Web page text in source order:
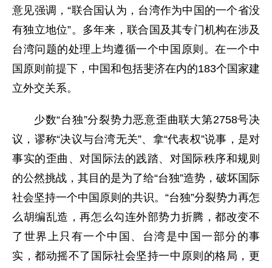
意见强调，“联合国认为，台湾作为中国的一个省没
有独立地位”。多年来，联合国及其专门机构在涉及
台湾问题的处理上均遵循一个中国原则。在一个中
国原则前提下，中国和包括斐济在内的183个国家建
立外交关系。
少数“台独”分裂势力恶意歪曲联大第2758号决
议，谬称“决议与台湾无关”、拿“代表权”说事，是对
事实的歪曲、对国际法的践踏、对国际秩序和规则
的公然挑战，其目的是为了给“台独”造势，破坏国际
社会坚持一个中国原则的共识。“台独”分裂势力再怎
么胡编乱造，再怎么勾连外部势力折腾，都改变不
了世界上只有一个中国、台湾是中国一部分的事
实，都动摇不了国际社会坚持一中原则的格局，更